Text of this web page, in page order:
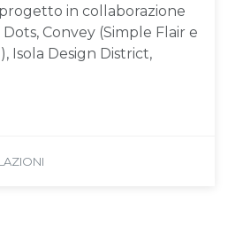
in collaborazione
Convey (Simple Flair e
Isola Design District,